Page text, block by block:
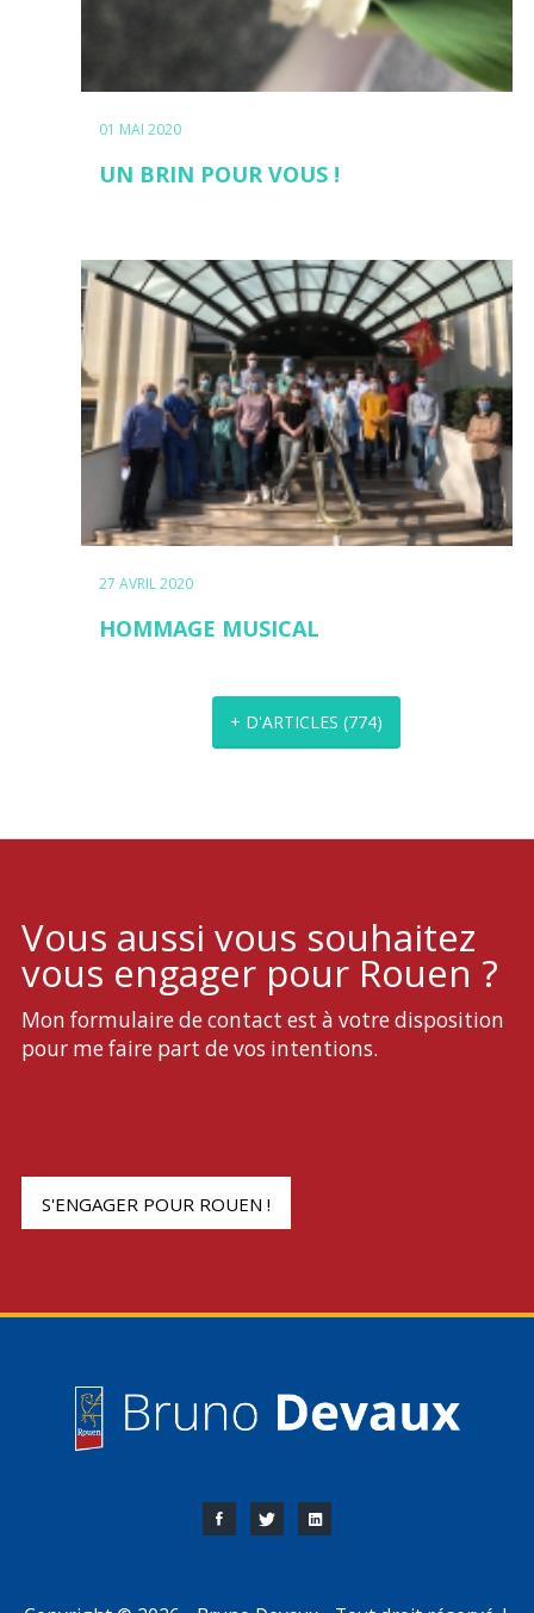
01 MAI 2020
UN BRIN POUR VOUS !
27 AVRIL 2020
HOMMAGE MUSICAL
+ D'ARTICLES (774)
Vous aussi vous souhaitez
vous engager pour Rouen ?
Mon formulaire de contact est à votre disposition
pour me faire part de vos intentions.
S'ENGAGER POUR ROUEN !